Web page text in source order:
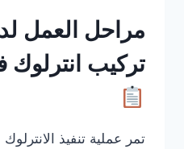
مراحل العمل
تركيب انترلوك
تمر عملية تنفيذ